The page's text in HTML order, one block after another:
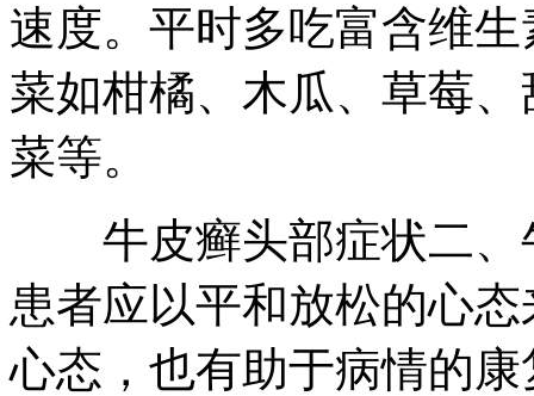
速度。平时多吃富含维
菜如柑橘、木瓜、草莓
菜等。
牛皮癣头部症状二、
患者应以平和放松的心
心态，也有助于病情的康